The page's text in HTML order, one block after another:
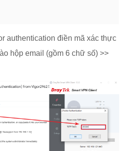
authentication điền mã xác thực
hộp email (gồm 6 chữ số) >>